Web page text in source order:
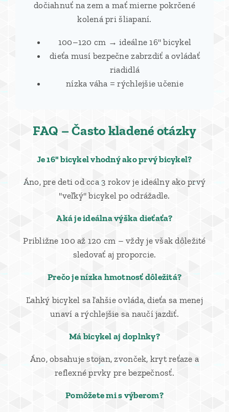
dočiahnuť na zem a mať mierne pokrčené
kolená pri šliapaní.
100–120 cm → ideálne 16" bicykel
dieťa musí bezpečne zabrzdiť a ovládať
riadidlá
nízka váha = rýchlejšie učenie
FAQ – Často kladené otázky
Je 16" bicykel vhodný ako prvý bicykel?
Áno, pre deti od cca 3 rokov je ideálny ako prvý
"veľký" bicykel po odrážadle.
Aká je ideálna výška dieťaťa?
Približne 100 až 120 cm – vždy je však dôležité
sledovať aj proporcie.
Prečo je nízka hmotnosť dôležitá?
Ľahký bicykel sa ľahšie ovláda, dieťa sa menej
unaví a rýchlejšie sa naučí jazdiť.
Má bicykel aj doplnky?
Áno, obsahuje stojan, zvonček, kryt reťaze a
reflexné prvky pre bezpečnosť.
Pomôžete mi s výberom?